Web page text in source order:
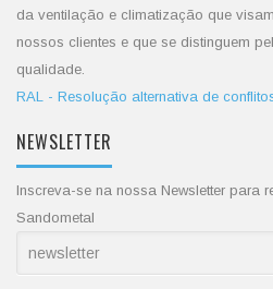
da ventilação e climatização que
nossos clientes e que se distinguem
qualidade.
RAL - Resolução alternativa de
NEWSLETTER
Inscreva-se na nossa Newsletter para
Sandometal